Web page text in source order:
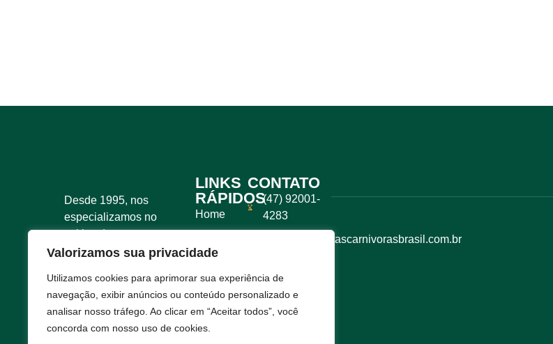
Valorizamos sua privacidade
Utilizamos cookies para aprimorar sua experiência de
navegação, exibir anúncios ou conteúdo personalizado e
analisar nosso tráfego. Ao clicar em “Aceitar todos”, você
concorda com nosso uso de cookies.
Desde 1995, nos
especializamos no
cultivo dessas
fascinantes espécies,
curiosidade e
encantam pela sua
beleza exótica e
funcionalidade.
LINKS
RÁPIDOS
Home
Nós
Produtos
Contato
CONTATO
(47) 92001-
4283
vendas@plantascarnivorasbrasil.com.br
SC